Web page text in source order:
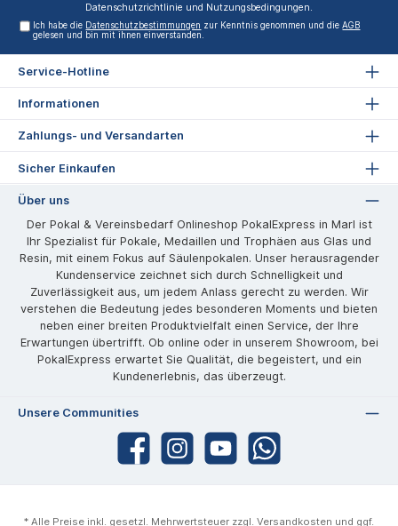
Datenschutzrichtlinie und Nutzungsbedingungen.
Ich habe die Datenschutzbestimmungen zur Kenntnis genommen und dieAGB
gelesen und bin mit ihnen einverstanden.
Service-Hotline
Informationen
Zahlungs- und Versandarten
Sicher Einkaufen
Über uns
Der Pokal & Vereinsbedarf Onlineshop PokalExpress in Marl ist
Ihr Spezialist für Pokale, Medaillen und Trophäen aus Glas und
Resin, mit einem Fokus auf Säulenpokalen. Unser herausragender
Kundenservice zeichnet sich durch Schnelligkeit und
Zuverlässigkeit aus, um jedem Anlass gerecht zu werden. Wir
verstehen die Bedeutung jedes besonderen Moments und bieten
neben einer breiten Produktvielfalt einen Service, der Ihre
Erwartungen übertrifft. Ob online oder in unserem Showroom, bei
PokalExpress erwartet Sie Qualität, die begeistert, und ein
Kundenerlebnis, das überzeugt.
Unsere Communities
* Alle Preise inkl. gesetzl. Mehrwertsteuer zzgl. Versandkosten und ggf.